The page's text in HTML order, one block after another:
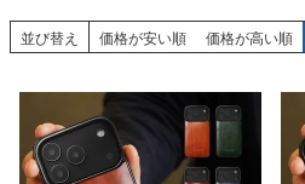
並び替え 価格が安い順 価格が高い順